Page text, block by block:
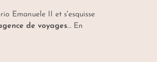
Emanuele II et s'esquisse
de voyages… En